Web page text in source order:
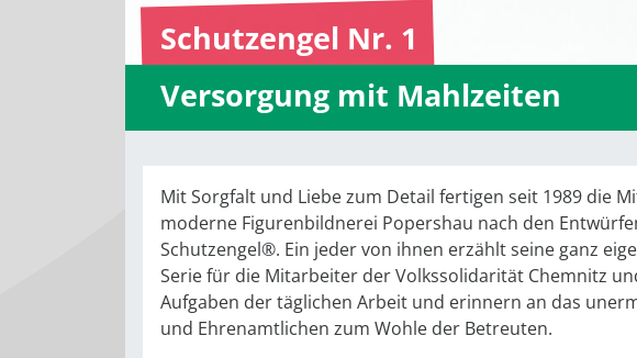
Schutzengel Nr. 1
Versorgung mit Mahlzeiten
Mit Sorgfalt und Liebe zum Detail fertigen seit 1989 die
moderne Figurenbildnerei Popershau nach den
Schutzengel®. Ein jeder von ihnen erzählt seine ganz
Serie für die Mitarbeiter der Volkssolidarität Chemnitz
Aufgaben der täglichen Arbeit und erinnern an das
und Ehrenamtlichen zum Wohle der Betreuten.